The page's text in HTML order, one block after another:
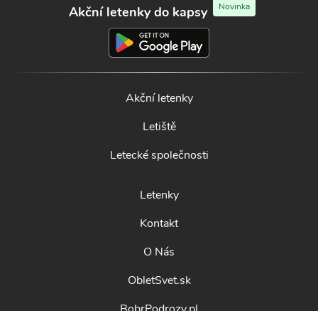
Akční letenky do kapsy Novinka
Akční letenky
Letiště
Letecké společnosti
Letenky
Kontakt
O Nás
ObletSvet.sk